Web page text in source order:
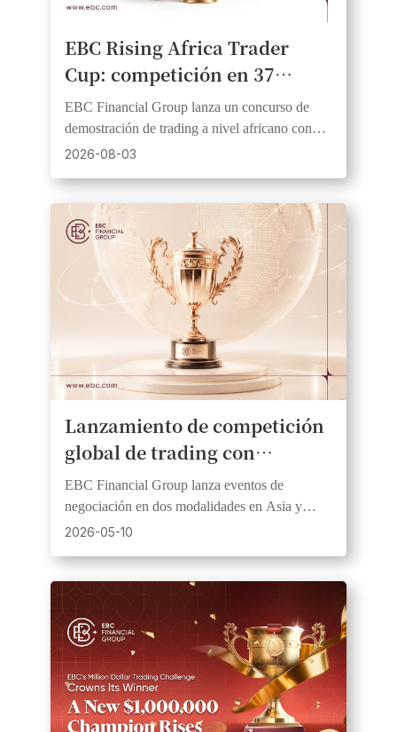
EBC Rising Africa Trader
Cup: competición en 37
países africanos con premios
en efectivo
EBC Financial Group lanza un concurso de
demostración de trading a nivel africano con
1.000 USD en premios, 20 ganadores y fondos
2026-08-03
Lanzamiento de competición
global de trading con
importantes premios en
metálico
EBC Financial Group lanza eventos de
negociación en dos modalidades en Asia y
África, ofreciendo competiciones simuladas y
2026-05-10